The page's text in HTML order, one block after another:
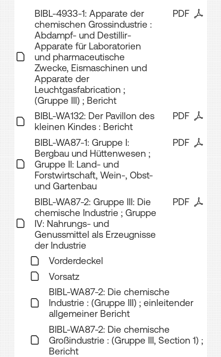
PDF
BIBL-4933-1: Apparate der
chemischen Grossindustrie :
Abdampf- und Destillir-
Apparate für Laboratorien
und pharmaceutische
Zwecke, Eismaschinen und
Apparate der
Leuchtgasfabrication ;
(Gruppe III) ; Bericht
PDF
BIBL-WA132: Der Pavillon des
kleinen Kindes : Bericht
PDF
BIBL-WA87-1: Gruppe I:
Bergbau und Hüttenwesen ;
Gruppe II: Land- und
Forstwirtschaft, Wein-, Obst-
und Gartenbau
PDF
BIBL-WA87-2: Gruppe III: Die
chemische Industrie ; Gruppe
IV: Nahrungs- und
Genussmittel als Erzeugnisse
der Industrie
Vorderdeckel
Vorsatz
BIBL-WA87-2: Die chemische
Industrie : (Gruppe III) ; einleitender
allgemeiner Bericht
BIBL-WA87-2: Die chemische
Großindustrie : (Gruppe III, Section 1) ;
Bericht